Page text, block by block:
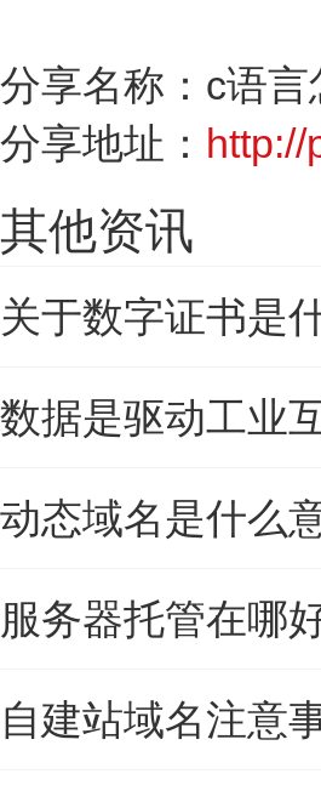
分享名称：c语
分享地址：
其他资讯
关于数字证书是
数据是驱动工业
动态域名是什么
服务器托管在哪
自建站域名注意